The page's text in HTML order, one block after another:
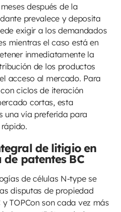
después de la
prevalece y deposita
exigir a los demandados
mientras el caso está en
inmediatamente la
de los productos
acceso al mercado. Para
ciclos de iteración
cortas, esta
una vía preferida para
de litigio en
patentes BC
de células N-type se
disputas de propiedad
TOPCon son cada vez más